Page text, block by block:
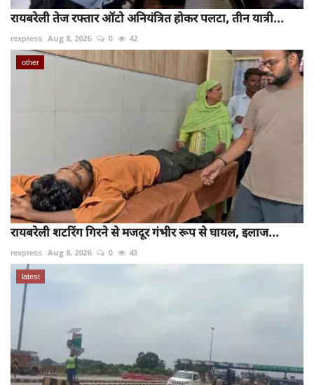
रायबरेली तेज रफ्तार ऑटो अनियंत्रित होकर पलटा, तीन यात्री...
rexpress Aug 8, 2026 0 42
other
रायबरेली शटरिंग गिरने से मजदूर गंभीर रूप से घायल, इलाज...
rexpress Aug 8, 2026 0 43
latest